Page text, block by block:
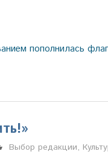
пополнилась
Марина Щербакова
Выбор редакции,